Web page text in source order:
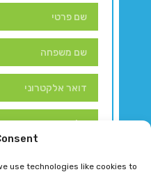
use technologies like cookies to